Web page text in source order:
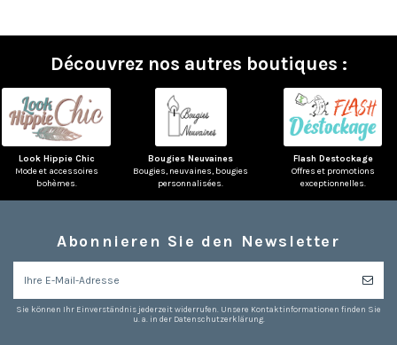
Découvrez nos autres boutiques :
Look Hippie Chic
Mode et accessoires
bohèmes.
Bougies Neuvaines
Bougies, neuvaines, bougies
personnalisées.
Flash Destockage
Offres et promotions
exceptionnelles.
Abonnieren Sie den Newsletter
Sie können Ihr Einverständnis jederzeit widerrufen. Unsere Kontaktinformationen finden Sie
u. a. in der Datenschutzerklärung.